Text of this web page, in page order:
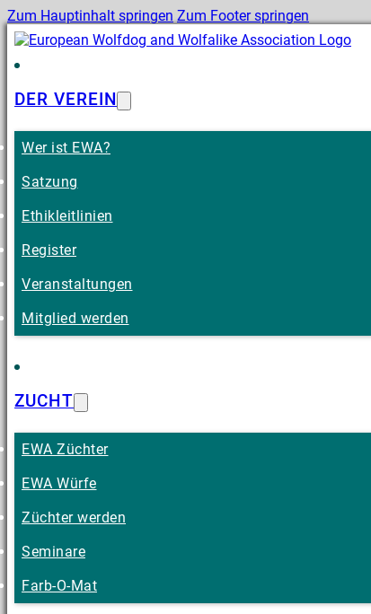
Zum Hauptinhalt springen Zum Footer springen
DER VEREIN
Wer ist EWA?
Satzung
Ethikleitlinien
Register
Veranstaltungen
Mitglied werden
ZUCHT
EWA Züchter
EWA Würfe
Züchter werden
Seminare
Farb-O-Mat